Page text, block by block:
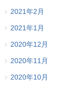
2021年2月
2021年1月
2020年12月
2020年11月
2020年10月